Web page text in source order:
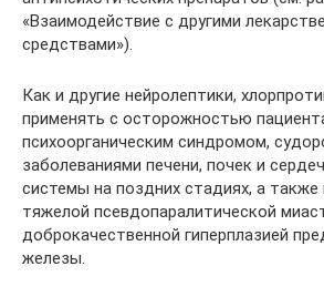
«Взаимодействие с другими
средствами»).
Как и другие нейролептики,
применять с осторожностью
психоорганическим синдромом,
заболеваниями печени, почек и
системы на поздних стадиях, а также
тяжелой псевдопаралитической
доброкачественной гиперплазией
железы.